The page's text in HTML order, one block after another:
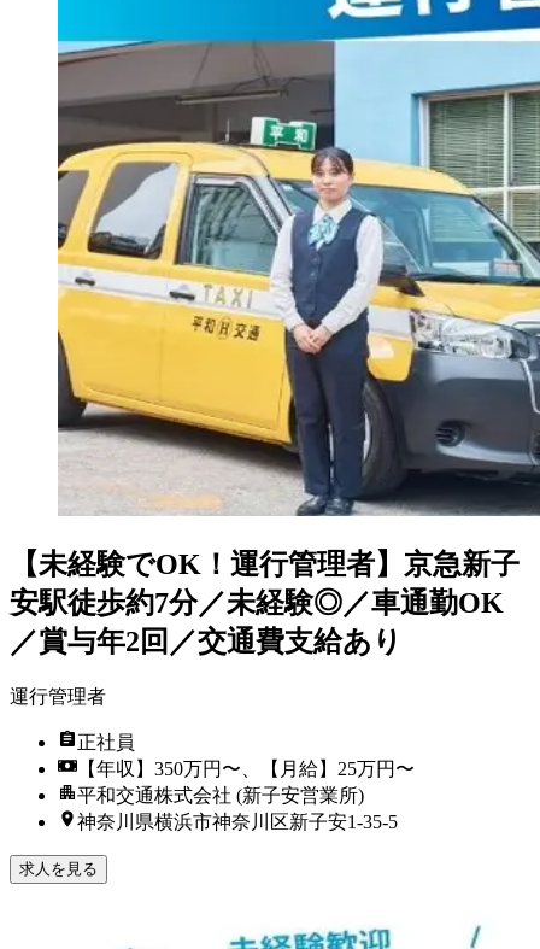
【未経験でOK！運行管理者】京急新子
安駅徒歩約7分／未経験◎／車通勤OK
／賞与年2回／交通費支給あり
運行管理者
正社員
【年収】350万円〜、【月給】25万円〜
平和交通株式会社 (新子安営業所)
神奈川県横浜市神奈川区新子安1-35-5
求人を見る